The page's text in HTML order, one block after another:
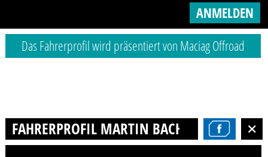
ANMELDEN
Das Fahrerprofil wird präsentiert von Maciag Offroad
FAHRERPROFIL MARTIN BACH